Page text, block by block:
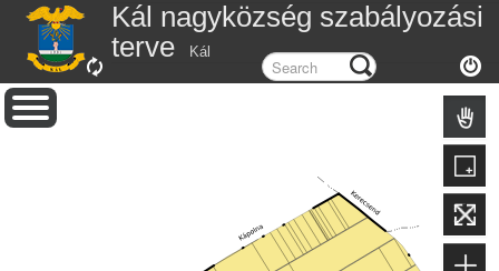
Kál nagyközség szabályozási
terve
Kál